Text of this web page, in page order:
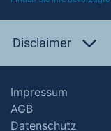
Disclaimer
Impressum
AGB
Datenschutz